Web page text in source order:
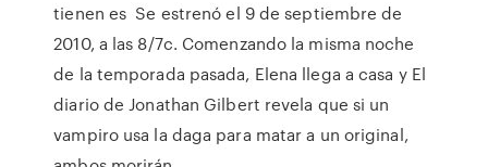
tienen es Se estrenó el 9 de septiembre de
2010, a las 8/7c. Comenzando la misma noche
de la temporada pasada, Elena llega a casa y El
diario de Jonathan Gilbert revela que si un
vampiro usa la daga para matar a un original,